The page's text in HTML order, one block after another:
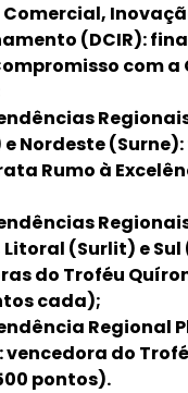
(DCIR):
com a
e Nordeste
Rumo à
(Surlit) e Sul
do Troféu
cada);
Regional
vencedora do
pontos).